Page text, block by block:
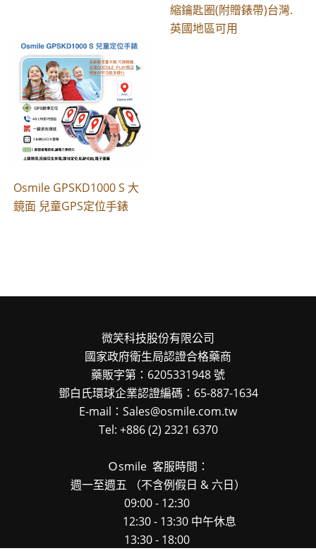
縮鑰匙圈(附贈錶帶)台灣.
英國地區可用
Osmile GPSKD1000 S 大
鏡面 兒童GPS定位手錶
微笑科技股份有限公司
國家政府衛生局認證合格藥商
藥販字第：6205331948 號
鄧白氏環球企業認證編碼：65-887-1634
E-mail：Sales@osmile.com.tw
Tel: +886 (2) 2321 6370
Ｏsmile 客服時間：
週一至週五
（不含例假日 & 六日）
09:00 - 12:30
12:30 - 13:30 中午休息
13:30 - 18:00